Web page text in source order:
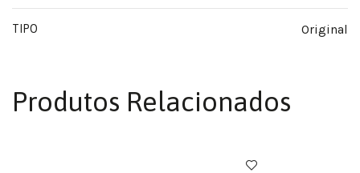
TIPO Original
Produtos Relacionados